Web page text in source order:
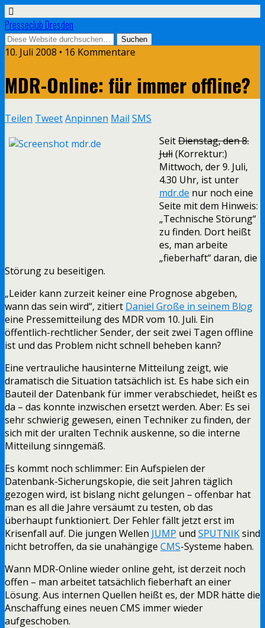
Presseclub Dresden
10. Juli 2008 • 16 Kommentare
MDR-Online: für immer offline?
Teilen TweetAnpinnen Mail SMS
SeitDienstag, den 8.
Juli(Korrektur:)
Mittwoch, der 9. Juli,
4.30 Uhr, ist unter
mdr.de nur noch eine
Seite mit dem Hinweis:
„Technische Störung“
zu finden. Dort heißt
es, man arbeite
„fieberhaft“ daran, die
Störung zu beseitigen.
„Leider kann zurzeit keiner eine Prognose abgeben,
wann das sein wird“, zitiert Daniel Große in seinem Blog
eine Pressemitteilung des MDR vom 10. Juli. Ein
öffentlich-rechtlicher Sender, der seit zwei Tagen offline
ist und das Problem nicht schnell beheben kann?
Eine vertrauliche hausinterne Mitteilung zeigt, wie
dramatisch die Situation tatsächlich ist. Es habe sich ein
Bauteil der Datenbank für immer verabschiedet, heißt es
da – das konnte inzwischen ersetzt werden. Aber: Es sei
sehr schwierig gewesen, einen Techniker zu finden, der
sich mit der uralten Technik auskenne, so die interne
Mitteilung sinngemäß.
Es kommt noch schlimmer: Ein Aufspielen der
Datenbank-Sicherungskopie, die seit Jahren täglich
gezogen wird, ist bislang nicht gelungen – offenbar hat
man es all die Jahre versäumt zu testen, ob das
überhaupt funktioniert. Der Fehler fällt jetzt erst im
Krisenfall auf. Die jungen Wellen JUMP und SPUTNIKsind
nicht betroffen, da sie unahängige CMS-Systeme haben.
Wann MDR-Online wieder online geht, ist derzeit noch
offen – man arbeitet tatsächlich fieberhaft an einer
Lösung. Aus internen Quellen heißt es, der MDR hätte die
Anschaffung eines neuen CMS immer wieder
aufgeschoben.